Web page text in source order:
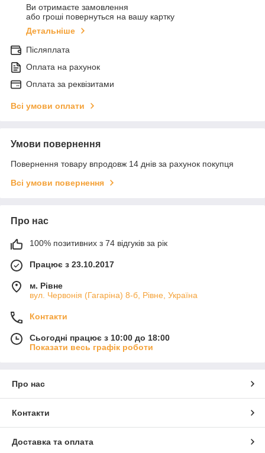
Ви отримаєте замовлення
або гроші повернуться на вашу картку
Детальніше
Післяплата
Оплата на рахунок
Оплата за реквізитами
Всі умови оплати
Умови повернення
Повернення товару впродовж 14 днів за рахунок покупця
Всі умови повернення
Про нас
100% позитивних з 74 відгуків за рік
Працює з 23.10.2017
м. Рівне
вул. Червонія (Гагаріна) 8-б, Рівне, Україна
Контакти
Сьогодні працює з 10:00 до 18:00
Показати весь графік роботи
Про нас
Контакти
Доставка та оплата